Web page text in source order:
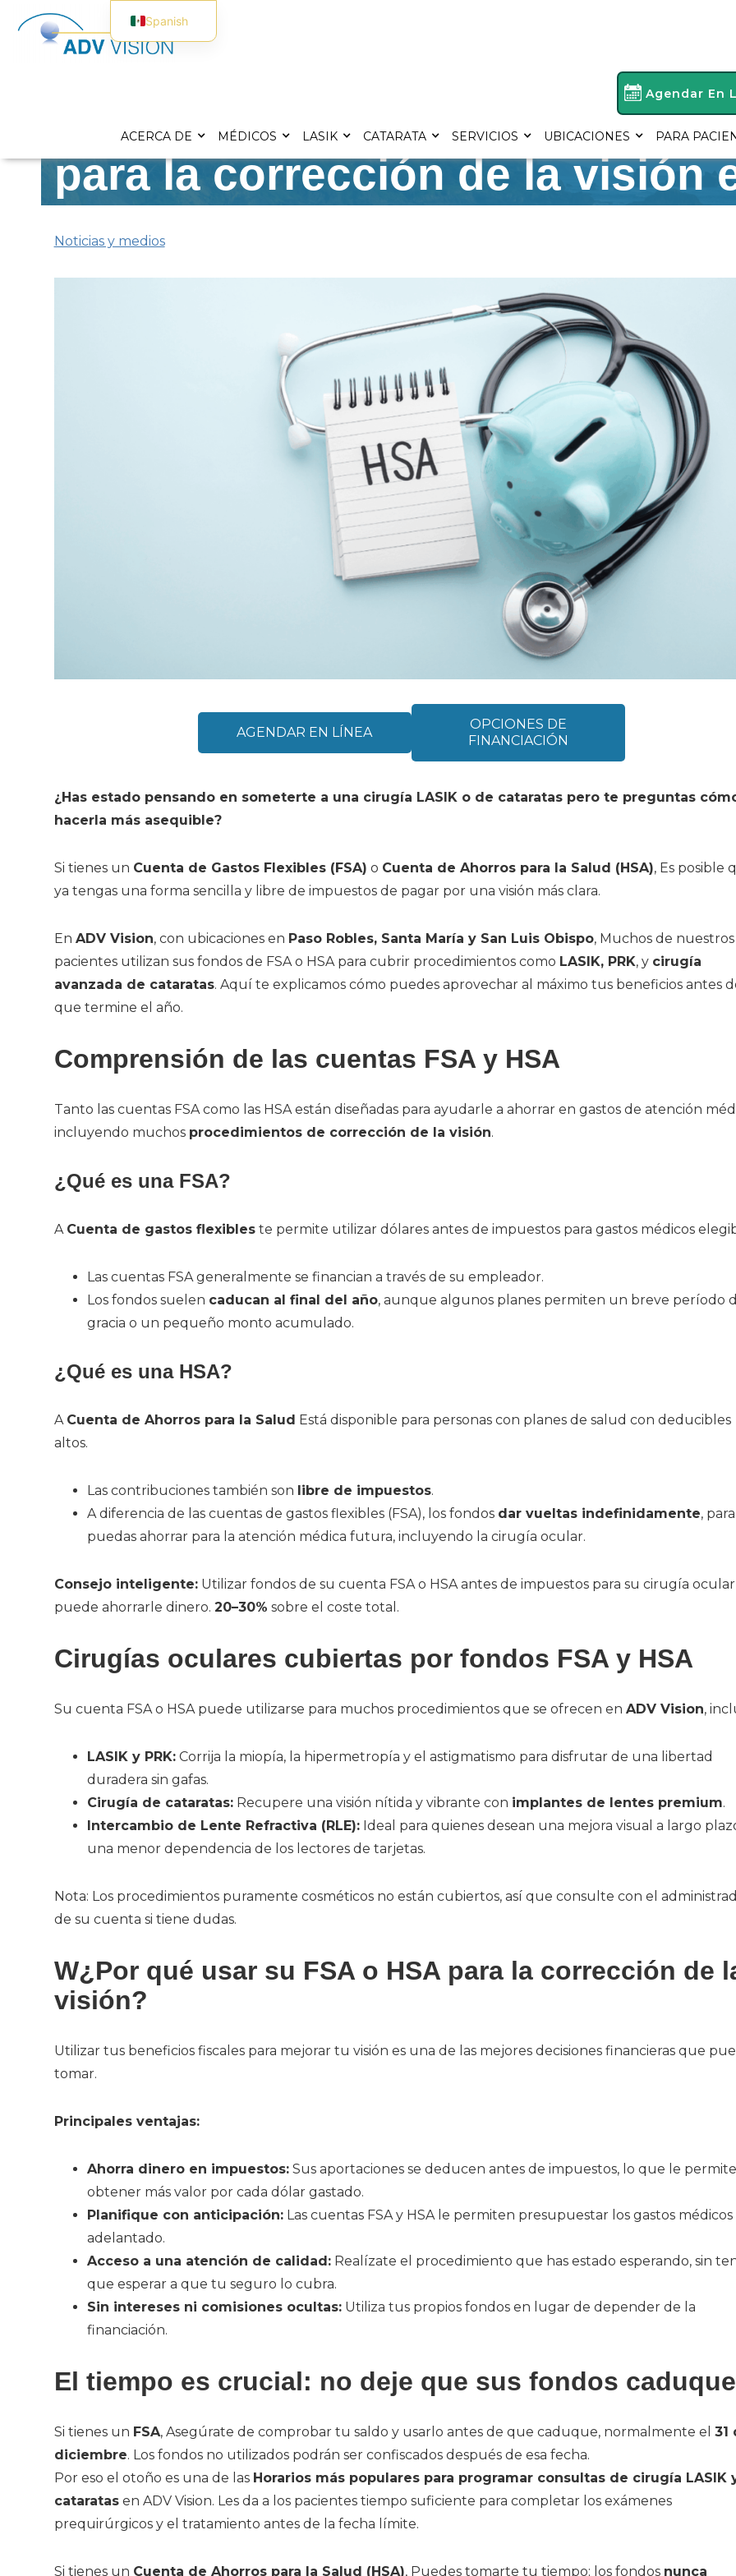
Agendar En
ACERCA DE MÉDICOS LASIK CATARATA SERVICIOS UBICACIONES PARA
Tu guía para usar los
para la corrección de la visión
Noticias y medios
AGENDAR EN LÍNEA
OPCIONES DE
FINANCIACIÓN
¿Has estado pensando en someterte a una cirugía LASIK o de cataratas pero te preguntas
hacerla más asequible?
Si tienes un Cuenta de Gastos Flexibles (FSA) o Cuenta de Ahorros para la Salud (HSA), Es posible
ya tengas una forma sencilla y libre de impuestos de pagar por una visión más clara.
En ADV Vision, con ubicaciones en Paso Robles, Santa María y San Luis Obispo, Muchos de nuestros
pacientes utilizan sus fondos de FSA o HSA para cubrir procedimientos como LASIK, PRK, y cirugía
avanzada de cataratas. Aquí te explicamos cómo puedes aprovechar al máximo tus beneficios antes
que termine el año.
Comprensión de las cuentas FSA y HSA
Tanto las cuentas FSA como las HSA están diseñadas para ayudarle a ahorrar en gastos de atención
incluyendo muchos procedimientos de corrección de la visión.
¿Qué es una FSA?
A Cuenta de gastos flexibleste permite utilizar dólares antes de impuestos para gastos médicos
Las cuentas FSA generalmente se financian a través de su empleador.
Los fondos suelen caducan al final del año, aunque algunos planes permiten un breve período
gracia o un pequeño monto acumulado.
¿Qué es una HSA?
A Cuenta de Ahorros para la Salud Está disponible para personas con planes de salud con deducibles
altos.
Las contribuciones también son libre de impuestos.
A diferencia de las cuentas de gastos flexibles (FSA), los fondos dar vueltas indefinidamente,
puedas ahorrar para la atención médica futura, incluyendo la cirugía ocular.
Consejo inteligente:Utilizar fondos de su cuenta FSA o HSA antes de impuestos para su cirugía ocular
puede ahorrarle dinero. 20–30% sobre el coste total.
Cirugías oculares cubiertas por fondos FSA y HSA
Su cuenta FSA o HSA puede utilizarse para muchos procedimientos que se ofrecen en ADV Vision,
LASIK y PRK:Corrija la miopía, la hipermetropía y el astigmatismo para disfrutar de una libertad
duradera sin gafas.
Cirugía de cataratas:Recupere una visión nítida y vibrante con implantes de lentes premium.
Intercambio de Lente Refractiva (RLE):Ideal para quienes desean una mejora visual a largo
una menor dependencia de los lectores de tarjetas.
Nota: Los procedimientos puramente cosméticos no están cubiertos, así que consulte con el
de su cuenta si tiene dudas.
W¿Por qué usar su FSA o HSA para la corrección de
visión?
Utilizar tus beneficios fiscales para mejorar tu visión es una de las mejores decisiones financieras que
tomar.
Principales ventajas:
Ahorra dinero en impuestos:Sus aportaciones se deducen antes de impuestos, lo que le permite
obtener más valor por cada dólar gastado.
Planifique con anticipación:Las cuentas FSA y HSA le permiten presupuestar los gastos
adelantado.
Acceso a una atención de calidad:Realízate el procedimiento que has estado esperando, sin
que esperar a que tu seguro lo cubra.
Sin intereses ni comisiones ocultas:Utiliza tus propios fondos en lugar de depender de la
financiación.
El tiempo es crucial: no deje que sus fondos
Si tienes un FSA, Asegúrate de comprobar tu saldo y usarlo antes de que caduque, normalmente el 31
diciembre. Los fondos no utilizados podrán ser confiscados después de esa fecha.
Por eso el otoño es una de las Horarios más populares para programar consultas de cirugía LASIK
cataratasen ADV Vision. Les da a los pacientes tiempo suficiente para completar los exámenes
prequirúrgicos y el tratamiento antes de la fecha límite.
Si tienes un Cuenta de Ahorros para la Salud (HSA), Puedes tomarte tu tiempo; los fondos nunca
Spanish
English